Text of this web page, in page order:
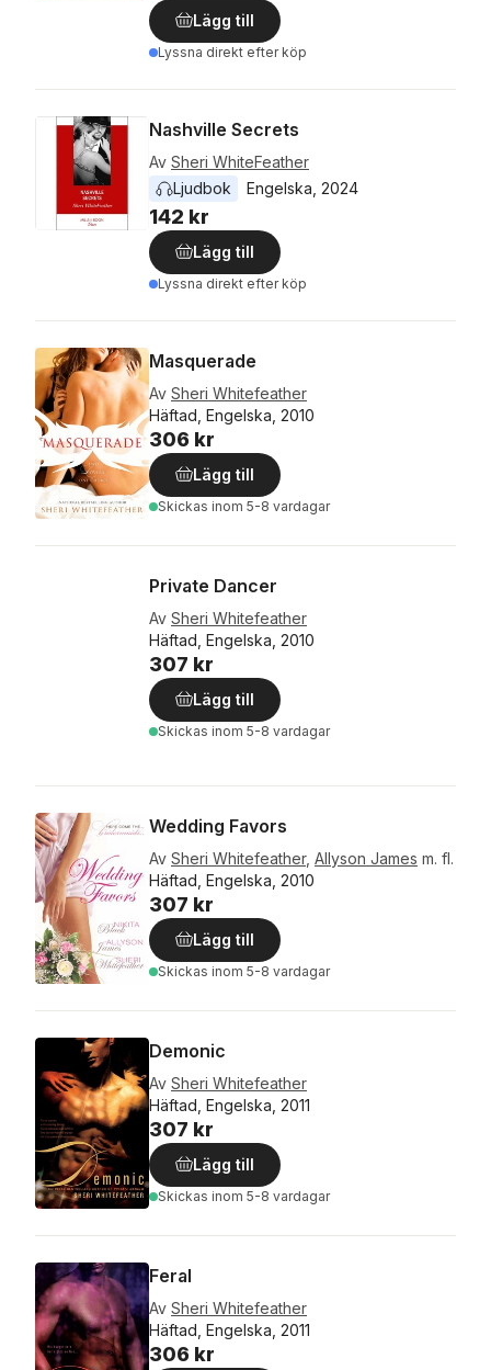
Lägg till
Lyssna direkt efter köp
Nashville Secrets
Av Sheri WhiteFeather
Ljudbok
Engelska 2024
142 kr
Lägg till
Lyssna direkt efter köp
Masquerade
Av Sheri Whitefeather
Häftad, Engelska, 2010
306 kr
Lägg till
Skickas inom 5-8 vardagar
Private Dancer
Av Sheri Whitefeather
Häftad, Engelska, 2010
307 kr
Lägg till
Skickas inom 5-8 vardagar
Wedding Favors
Av Sheri Whitefeather, Allyson James m. fl.
Häftad, Engelska, 2010
307 kr
Lägg till
Skickas inom 5-8 vardagar
Demonic
Av Sheri Whitefeather
Häftad, Engelska, 2011
307 kr
Lägg till
Skickas inom 5-8 vardagar
Feral
Av Sheri Whitefeather
Häftad, Engelska, 2011
306 kr